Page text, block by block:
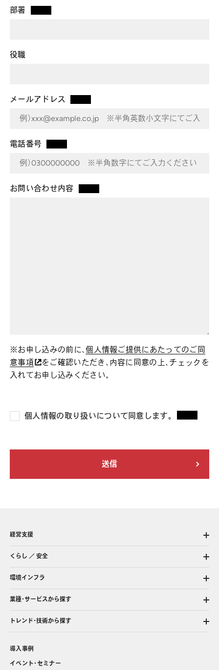
部署
役職
メールアドレス
電話番号
お問い合わせ内容
※お申し込みの前に、個人情報ご提供にあたってのご同
意事項
をご確認いただき、内容に同意の上、チェックを
入れてお申し込みください。
個人情報の取り扱いについて同意します。
経営支援
くらし ／ 安全
環境インフラ
業種・サービスから探す
トレンド・技術から探す
導入事例
イベント・セミナー